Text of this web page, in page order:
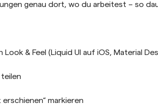
genau dort, wo du arbeitest – so
& Feel (Liquid UI auf iOS, Material
markieren